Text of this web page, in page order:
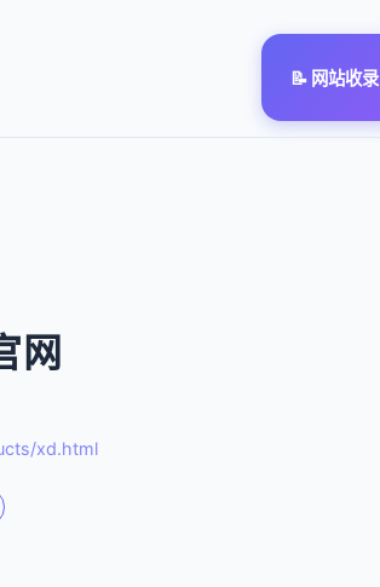
📝 网站收录
网
xd.html